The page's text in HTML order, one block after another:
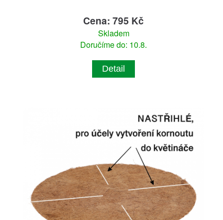
Cena: 795 Kč
Skladem
Doručíme do: 10.8.
Detail